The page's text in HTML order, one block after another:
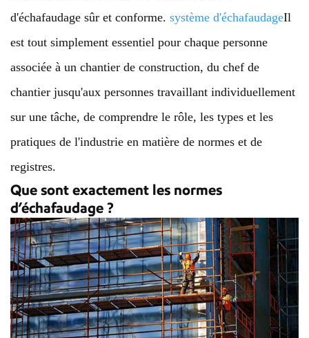
d'échafaudage sûr et conforme. système d'échafaudageIl
est tout simplement essentiel pour chaque personne
associée à un chantier de construction, du chef de
chantier jusqu'aux personnes travaillant individuellement
sur une tâche, de comprendre le rôle, les types et les
pratiques de l'industrie en matière de normes et de
registres.
Que sont exactement les normes
d’échafaudage ?